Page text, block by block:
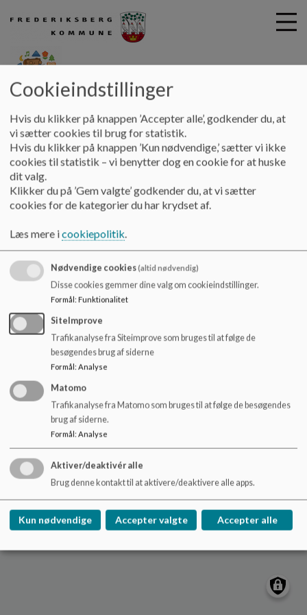
i
Børnehuset Kufferten
Job i Kufferten Ledige stillinger
Ledige stillinger
Er du interesseret i at høre mere om Kufferten, er du
Du kan holde øje med ledige stillinger hos os her på siden eller
på
Frederiksberg Kommunes hjemmeside
Børnehuset Kufferten
Tesdorpfsvej 25, 2000 Frederiksberg
kufferten@frederiksberg.dk
28 98 03 81
EAN NR.
5798009174253
Webtilgængelighed
Sitemap
Cookie politik
Cookieindstillinger
Hvis du klikker på knappen ’Accepter alle’, godkender du, at
vi sætter cookies til brug for statistik.
Hvis du klikker på knappen ’Kun nødvendige,’ sætter vi ikke
cookies til statistik – vi benytter dog en cookie for at huske
dit valg.
Klikker du på ’Gem valgte’ godkender du, at vi sætter
cookies for de kategorier du har krydset af.
Læs mere icookiepolitik.
Nødvendige cookies(altid nødvendig)
Disse cookies gemmer dine valg om cookieindstillinger.
Formål: Funktionalitet
SiteImprove
Trafikanalyse fra Siteimprove som bruges til at følge de
besøgendes brug af siderne
Formål: Analyse
Matomo
Trafikanalyse fra Matomo som bruges til at følge de besøgendes
brug af siderne.
Formål: Analyse
Aktiver/deaktivér alle
Brug denne kontakt til at aktivere/deaktivere alle apps.
Kun nødvendige Accepter valgte Accepter alle